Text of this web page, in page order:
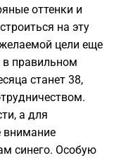
оттенки и
на эту
цели еще
в правильном
станет 38,
а для
внимание
синего. Особую